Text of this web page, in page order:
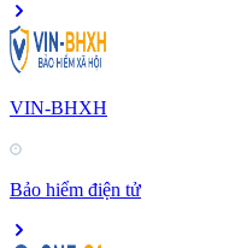
VIN-BHXH
Bảo hiểm điện tử